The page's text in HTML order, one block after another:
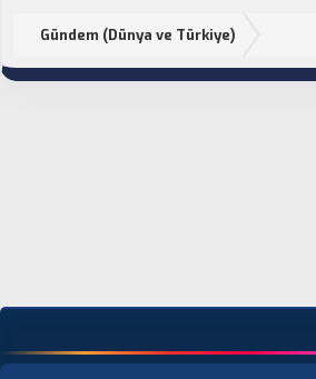
Gündem (Dünya ve Türkiye)